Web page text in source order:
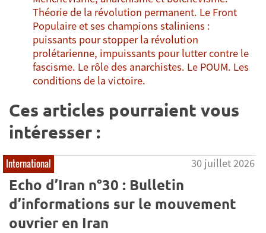
Théorie de la révolution permanent. Le Front
Populaire et ses champions staliniens :
puissants pour stopper la révolution
prolétarienne, impuissants pour lutter contre le
fascisme. Le rôle des anarchistes. Le POUM. Les
conditions de la victoire.
Ces articles pourraient vous
intéresser :
International 30 juillet 2026
Echo d’Iran n°30 : Bulletin
d’informations sur le mouvement
ouvrier en Iran